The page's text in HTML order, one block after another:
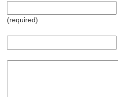
(required)